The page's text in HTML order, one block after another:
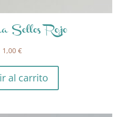
Sellos Rojo
1,00 €
al carrito